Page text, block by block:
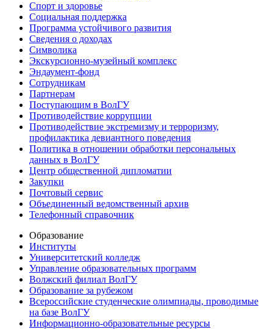
Спорт и здоровье
Социальная поддержка
Программа устойчивого развития
Сведения о доходах
Символика
Экскурсионно-музейный комплекс
Эндаумент-фонд
Сотрудникам
Партнерам
Поступающим в ВолГУ
Противодействие коррупции
Противодействие экстремизму и терроризму,
профилактика девиантного поведения
Политика в отношении обработки персональных
данных в ВолГУ
Центр общественной дипломатии
Закупки
Почтовый сервис
Объединенный ведомственный архив
Телефонный справочник
Образование
Институты
Университетский колледж
Управление образовательных программ
Волжский филиал ВолГУ
Образование за рубежом
Всероссийские студенческие олимпиады, проводимые
на базе ВолГУ
Информационно-образовательные ресурсы